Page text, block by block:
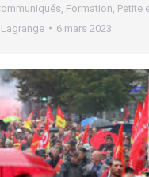
Formation Petite
Lagrange 6 mars 2023